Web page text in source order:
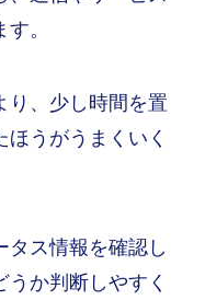
。
り、少し時間を置
うがうまくいく
タス情報を確認し
か判断しやすく